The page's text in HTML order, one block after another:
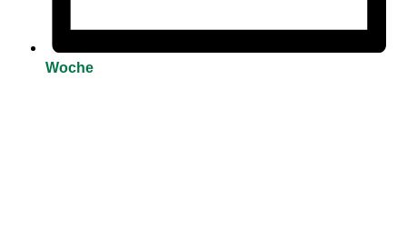
Woche